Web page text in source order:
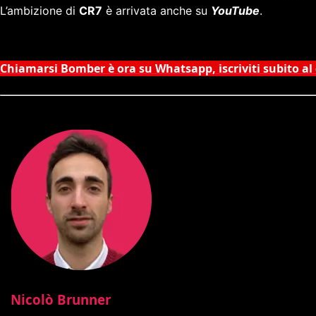
L’ambizione di CR7 è arrivata anche su YouTube.
Chiamarsi Bomber è ora su Whatsapp, iscriviti subito al
Nicolò Brunner